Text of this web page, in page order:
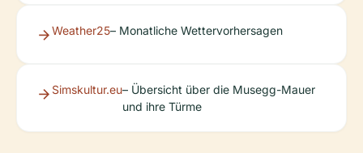
Weather25– Monatliche Wettervorhersagen
Simskultur.eu– Übersicht über die Musegg-Mauer
und ihre Türme